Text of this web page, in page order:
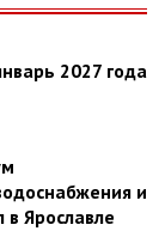
2027 года
и
Ярославле